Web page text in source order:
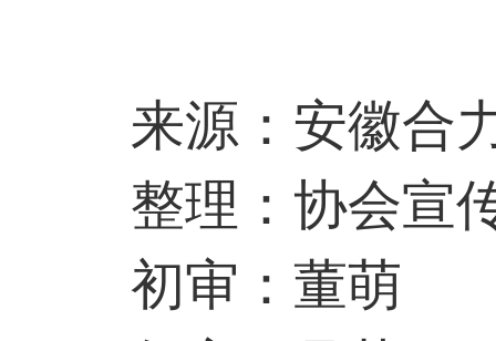
来源：安徽合
整理：协会宣
初审：董萌